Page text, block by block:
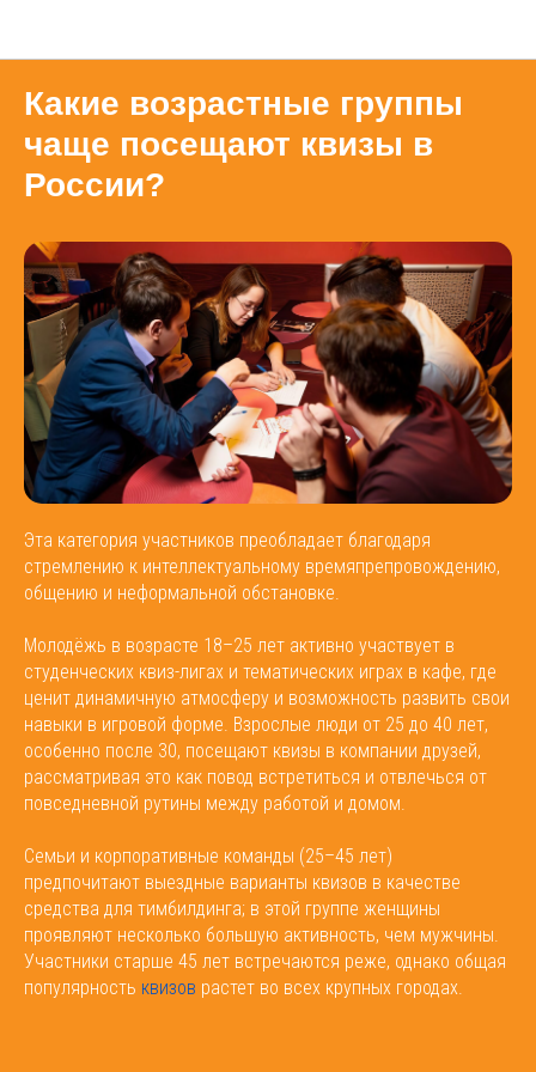
Какие возрастные группы
чаще посещают квизы в
России?
Эта категория участников преобладает благодаря
стремлению к интеллектуальному времяпрепровождению,
общению и неформальной обстановке.
Молодёжь в возрасте 18–25 лет активно участвует в
студенческих квиз-лигах и тематических играх в кафе, где
ценит динамичную атмосферу и возможность развить свои
навыки в игровой форме. Взрослые люди от 25 до 40 лет,
особенно после 30, посещают квизы в компании друзей,
рассматривая это как повод встретиться и отвлечься от
повседневной рутины между работой и домом.
Семьи и корпоративные команды (25–45 лет)
предпочитают выездные варианты квизов в качестве
средства для тимбилдинга; в этой группе женщины
проявляют несколько большую активность, чем мужчины.
Участники старше 45 лет встречаются реже, однако общая
популярность квизов растет во всех крупных городах.